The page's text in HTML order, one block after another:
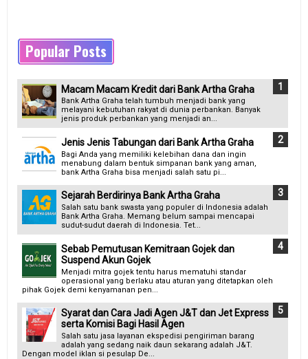
Popular Posts
Macam Macam Kredit dari Bank Artha Graha
Bank Artha Graha telah tumbuh menjadi bank yang
melayani kebutuhan rakyat di dunia perbankan. Banyak
jenis produk perbankan yang menjadi an...
Jenis Jenis Tabungan dari Bank Artha Graha
Bagi Anda yang memiliki kelebihan dana dan ingin
menabung dalam bentuk simpanan bank yang aman,
bank Artha Graha bisa menjadi salah satu pi...
Sejarah Berdirinya Bank Artha Graha
Salah satu bank swasta yang populer di Indonesia adalah
Bank Artha Graha. Memang belum sampai mencapai
sudut-sudut daerah di Indonesia. Tet...
Sebab Pemutusan Kemitraan Gojek dan
Suspend Akun Gojek
Menjadi mitra gojek tentu harus mematuhi standar
operasional yang berlaku atau aturan yang ditetapkan oleh
pihak Gojek demi kenyamanan pen...
Syarat dan Cara Jadi Agen J&T dan Jet Express
serta Komisi Bagi Hasil Agen
Salah satu jasa layanan ekspedisi pengiriman barang
adalah yang sedang naik daun sekarang adalah J&T.
Dengan model iklan si pesulap De...